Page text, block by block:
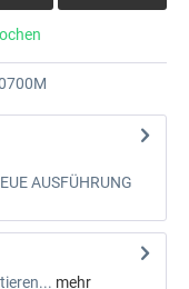
AUSFÜHRUNG
mehr